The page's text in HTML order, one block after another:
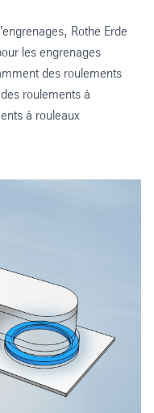
Rothe Erde
les engrenages
des roulements
roulements à
à rouleaux